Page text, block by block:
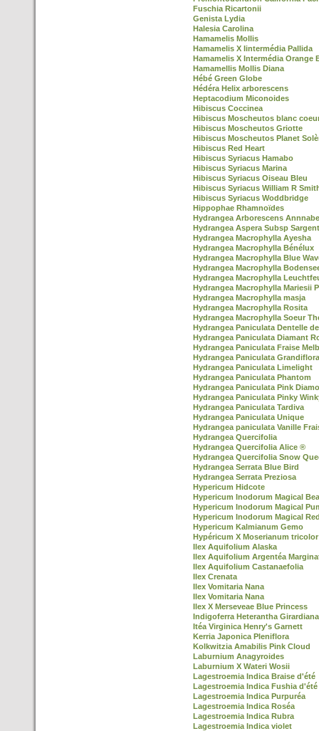
Fuschia Ricartonii
Genista Lydia
Halesia Carolina
Hamamelis Mollis
Hamamelis X Iintermédia Pallida
Hamamelis X Intermédia Orange
Hamamellis Mollis Diana
Hébé Green Globe
Hédéra Helix arborescens
Heptacodium Miconoides
Hibiscus Coccinea
Hibiscus Moscheutos blanc
Hibiscus Moscheutos Griotte
Hibiscus Moscheutos Planet
Hibiscus Red Heart
Hibiscus Syriacus Hamabo
Hibiscus Syriacus Marina
Hibiscus Syriacus Oiseau Bleu
Hibiscus Syriacus William R
Hibiscus Syriacus Woddbridge
Hippophae Rhamnoïdes
Hydrangea Arborescens
Hydrangea Aspera Subsp
Hydrangea Macrophylla Ayesha
Hydrangea Macrophylla Bénélux
Hydrangea Macrophylla Blue
Hydrangea Macrophylla
Hydrangea Macrophylla
Hydrangea Macrophylla Mariesii
Hydrangea Macrophylla masja
Hydrangea Macrophylla Rosita
Hydrangea Macrophylla Soeur
Hydrangea Paniculata Dentelle
Hydrangea Paniculata Diamant
Hydrangea Paniculata Fraise
Hydrangea Paniculata Grandiflora
Hydrangea Paniculata Limelight
Hydrangea Paniculata Phantom
Hydrangea Paniculata Pink
Hydrangea Paniculata Pinky
Hydrangea Paniculata Tardiva
Hydrangea Paniculata Unique
Hydrangea paniculata Vanille
Hydrangea Quercifolia
Hydrangea Quercifolia Alice ®
Hydrangea Quercifolia Snow
Hydrangea Serrata Blue Bird
Hydrangea Serrata Preziosa
Hypericum Hidcote
Hypericum Inodorum Magical
Hypericum Inodorum Magical
Hypericum Inodorum Magical
Hypericum Kalmianum Gemo
Hypéricum X Moserianum tricolor
Ilex Aquifolium Alaska
Ilex Aquifolium Argentéa
Ilex Aquifolium Castanaefolia
Ilex Crenata
Ilex Vomitaria Nana
Ilex Vomitaria Nana
Ilex X Merseveae Blue Princess
Indigoferra Heterantha Girardiana
Itéa Virginica Henry's Garnett
Kerria Japonica Pleniflora
Kolkwitzia Amabilis Pink Cloud
Laburnium Anagyroides
Laburnium X Wateri Wosii
Lagestroemia Indica Braise d'été
Lagestroemia Indica Fushia d'été
Lagestroemia Indica Purpuréa
Lagestroemia Indica Roséa
Lagestroemia Indica Rubra
Lagestroemia Indica violet